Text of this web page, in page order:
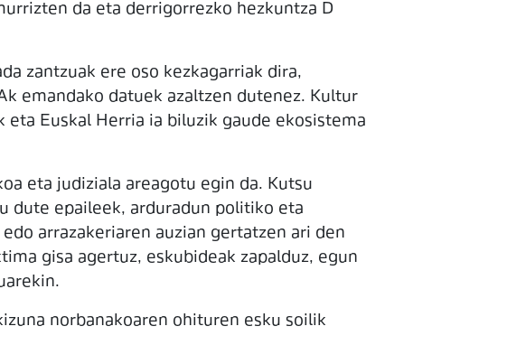
da eta derrigorrezko hezkuntza D
zantzuak ere oso kezkagarriak dira,
emandako datuek azaltzen dutenez. Kultur
eta Euskal Herria ia biluzik gaude ekosistema
eta judiziala areagotu egin da. Kutsu
dute epaileek, arduradun politiko eta
arrazakeriaren auzian gertatzen ari den
gisa agertuz, eskubideak zapalduz, egun
norbanakoaren ohituren esku soilik